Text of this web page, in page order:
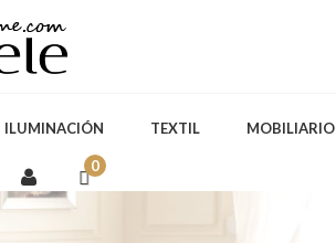
ILUMINACIÓN TEXTIL MOBILIARIO
0